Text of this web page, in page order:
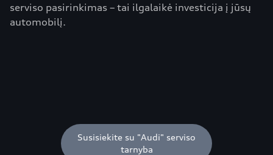
serviso pasirinkimas – tai ilgalaikė investicija į jūsų
automobilį.
Susisiekite su "Audi" serviso
tarnyba